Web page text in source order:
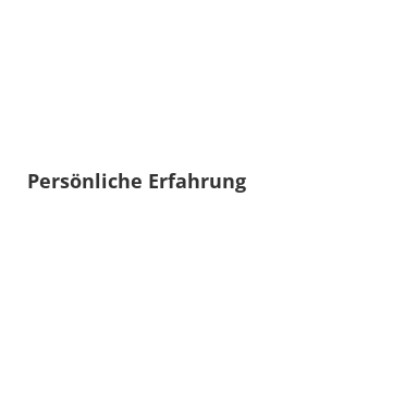
Persönliche Erfahrung